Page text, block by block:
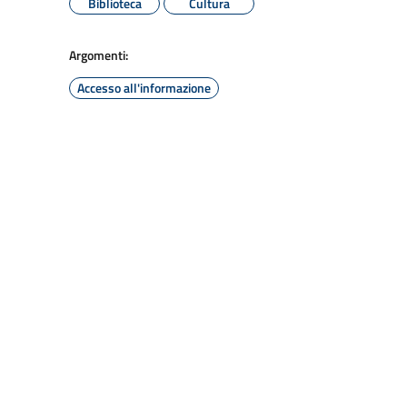
Argomenti:
Accesso all'informazione